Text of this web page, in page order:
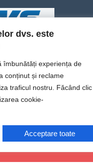
dvs. este
îmbunătăți experiența de
conținut și reclame
traficul nostru. Făcând clic
cookie-
Acceptare toate
omului din tine!